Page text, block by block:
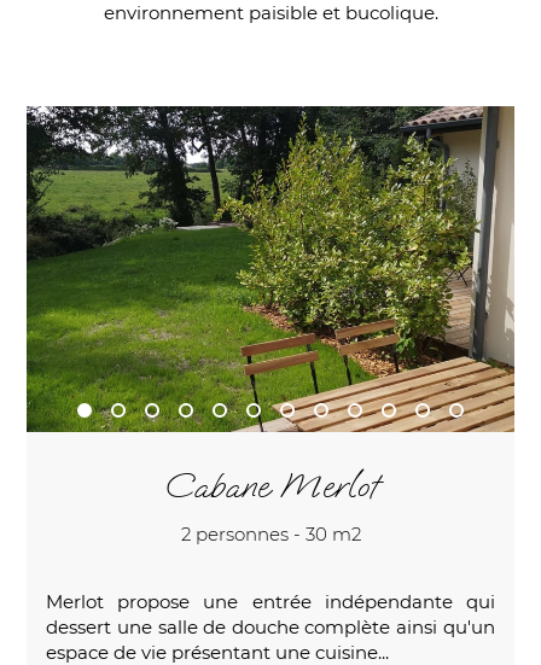
environnement paisible et bucolique.
Cabane Merlot
2 personnes - 30 m2
Merlot propose une entrée indépendante qui
dessert une salle de douche complète ainsi qu'un
espace de vie présentant une cuisine...